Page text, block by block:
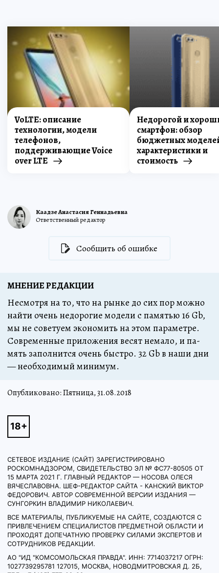
VoLTE: описание
технологии, модели
телефонов,
поддерживающие Voice
over LTE
Недорогой и
смартфон: обзор
бюджетных
характеристики и
стоимость
Каадзе Анастасия Геннадьевна
Ответственный редактор
Сообщить об ошибке
МНЕНИЕ РЕДАКЦИИ
Не­смот­ря на то, что на рын­ке до сих пор мож­но
най­ти очень не­до­ро­гие мо­де­ли с па­мятью 16 Gb,
мы не со­ве­ту­ем эко­но­мить на этом па­ра­мет­ре.
Со­вре­мен­ные при­ло­же­ния ве­сят не­ма­ло, и па­
мять за­пол­нит­ся очень быст­ро. 32 Gb в на­ши дни
— не­об­хо­ди­мый ми­ни­мум.
Опубликовано: Пятница, 31.08.2018
СЕТЕВОЕ ИЗДАНИЕ (САЙТ) ЗАРЕГИСТРИРОВАНО
РОСКОМНАДЗОРОМ, СВИДЕТЕЛЬСТВО ЭЛ № ФС77-80505 ОТ
15 МАРТА 2021 Г. ГЛАВНЫЙ РЕДАКТОР — НОСОВА ОЛЕСЯ
ВЯЧЕСЛАВОВНА. ШЕФ-РЕДАКТОР САЙТА - КАНСКИЙ ВИКТОР
ФЕДОРОВИЧ. АВТОР СОВРЕМЕННОЙ ВЕРСИИ ИЗДАНИЯ —
СУНГОРКИН ВЛАДИМИР НИКОЛАЕВИЧ.
ВСЕ МАТЕРИАЛЫ, ПУБЛИКУЕМЫЕ НА САЙТЕ, СОЗДАЮТСЯ С
ПРИВЛЕЧЕНИЕМ СПЕЦИАЛИСТОВ ПРЕДМЕТНОЙ ОБЛАСТИ И
ПРОХОДЯТ ДОПЕЧАТНУЮ ПРОВЕРКУ СИЛАМИ ЭКСПЕРТОВ И
СОТРУДНИКОВ РЕДАКЦИИ.
АО "ИД "КОМСОМОЛЬСКАЯ ПРАВДА". ИНН: 7714037217 ОГРН:
1027739295781 127015, МОСКВА, НОВОДМИТРОВСКАЯ Д. 2Б,